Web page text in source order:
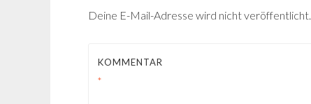
Deine E-Mail-Adresse wird nicht veröffentlicht.
KOMMENTAR
*